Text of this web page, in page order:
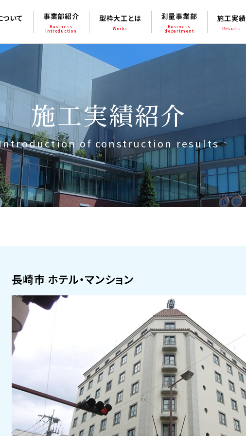
いて 事業部紹介
Business
Introduction
型枠大工とは
Works
測量事業部
Business
department
施工実績
Results
施工実績紹介
of construction results
長崎市 ホテル・マンション